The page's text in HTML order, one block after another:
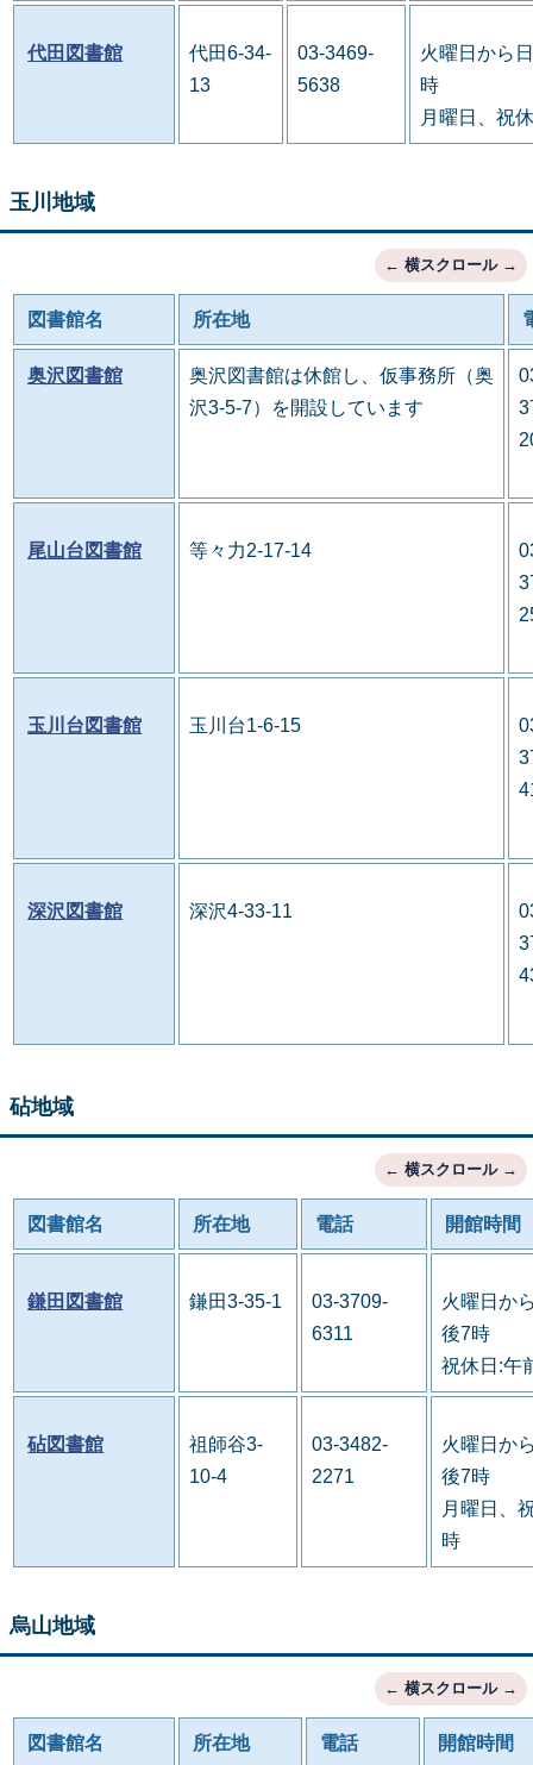
代田図書館
代田6-34-
13
03-3469-
5638
火曜日から
時
月曜日、祝
玉川地域
図書館名 所在地
奥沢図書館
奥沢図書館は休館し、仮事務所（奥
沢3-5-7）を開設しています
尾山台図書館 等々力2-17-14
玉川台図書館 玉川台1-6-15
深沢図書館 深沢4-33-11
砧地域
図書館名 所在地 電話 開館時間
鎌田図書館 鎌田3-35-1
03-3709-
6311
火曜日か
後7時
祝休日:午
砧図書館
祖師谷3-
10-4
03-3482-
2271
火曜日か
後7時
月曜日、
時
烏山地域
図書館名 所在地 電話 開館時間